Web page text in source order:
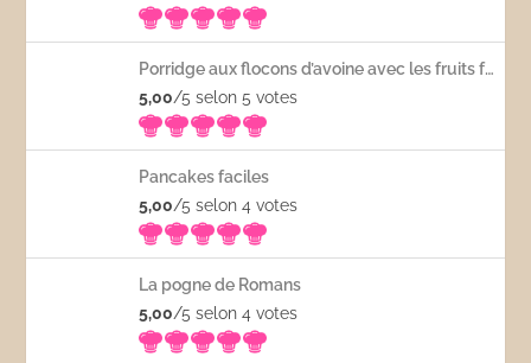
Porridge aux flocons d’avoine avec les fruits frais
5,00/5 selon 5votes
Pancakes faciles
5,00/5 selon 4votes
La pogne de Romans
5,00/5 selon 4votes